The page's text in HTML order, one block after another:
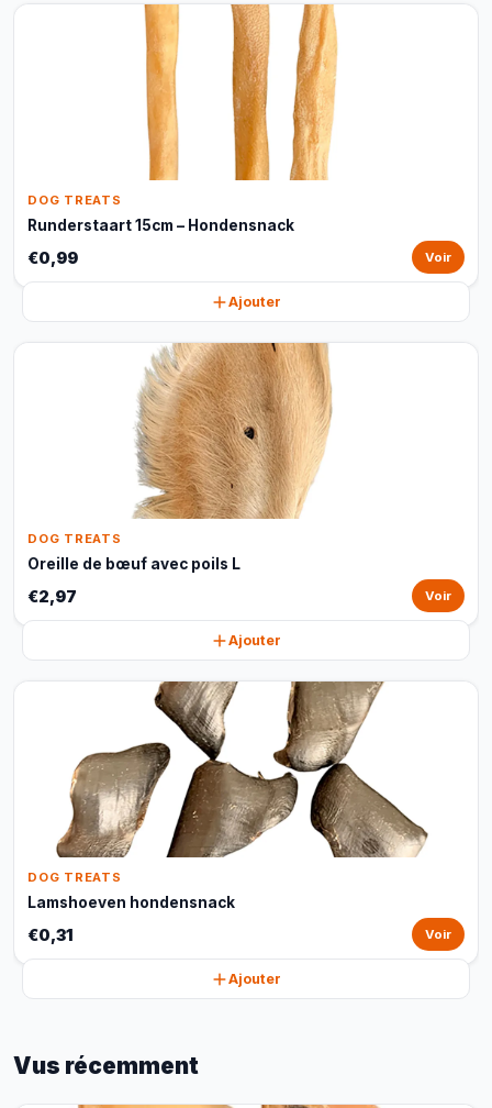
DOG TREATS
Runderstaart 15cm – Hondensnack
€0,99 Voir
Ajouter
DOG TREATS
Oreille de bœuf avec poils L
€2,97 Voir
Ajouter
DOG TREATS
Lamshoeven hondensnack
€0,31 Voir
Ajouter
Vus récemment